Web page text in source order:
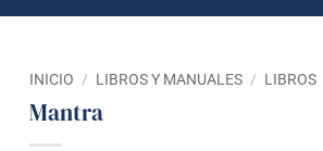
INICIO / LIBROS Y MANUALES / LIBROS
Mantra